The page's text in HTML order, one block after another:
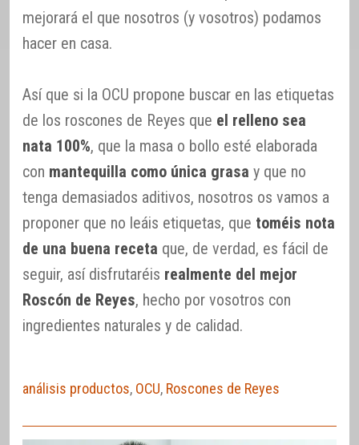
mejorará el que nosotros (y vosotros) podamos
hacer en casa.
Así que si la OCU propone buscar en las etiquetas
de los roscones de Reyes que el relleno sea
nata 100%, que la masa o bollo esté elaborada
con mantequilla como única grasa y que no
tenga demasiados aditivos, nosotros os vamos a
proponer que no leáis etiquetas, que toméis nota
de una buena receta que, de verdad, es fácil de
seguir, así disfrutaréis realmente del mejor
Roscón de Reyes, hecho por vosotros con
ingredientes naturales y de calidad.
análisis productos, OCU, Roscones de Reyes